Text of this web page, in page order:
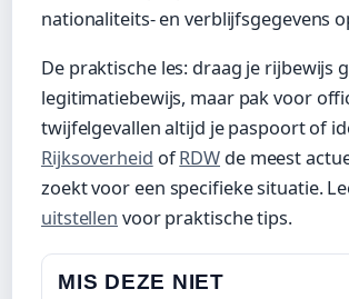
nationaliteits- en verblijfsgegevens
De praktische les: draag je rijbewijs
legitimatiebewijs, maar pak voor
twijfelgevallen altijd je paspoort of
Rijksoverheid ofRDW de meest
zoekt voor een specifieke situatie.
uitstellen voor praktische tips.
MIS DEZE NIET